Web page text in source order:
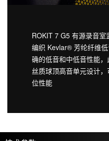
ROKIT 7 G5 有源录音
编织 Kevlar® 芳纶纤维
确的低音和中低音性能
丝质球顶高音单元设计
位性能